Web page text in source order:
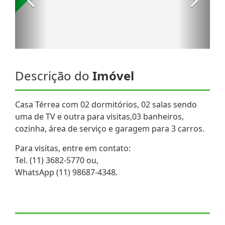
Descrição do Imóvel
Casa Térrea com 02 dormitórios, 02 salas sendo
uma de TV e outra para visitas,03 banheiros,
cozinha, área de serviço e garagem para 3 carros.
Para visitas, entre em contato:
Tel. (11) 3682-5770 ou,
WhatsApp (11) 98687-4348.